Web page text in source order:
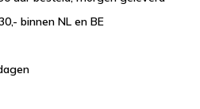
binnen NL en BE